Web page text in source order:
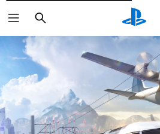
Rechercher